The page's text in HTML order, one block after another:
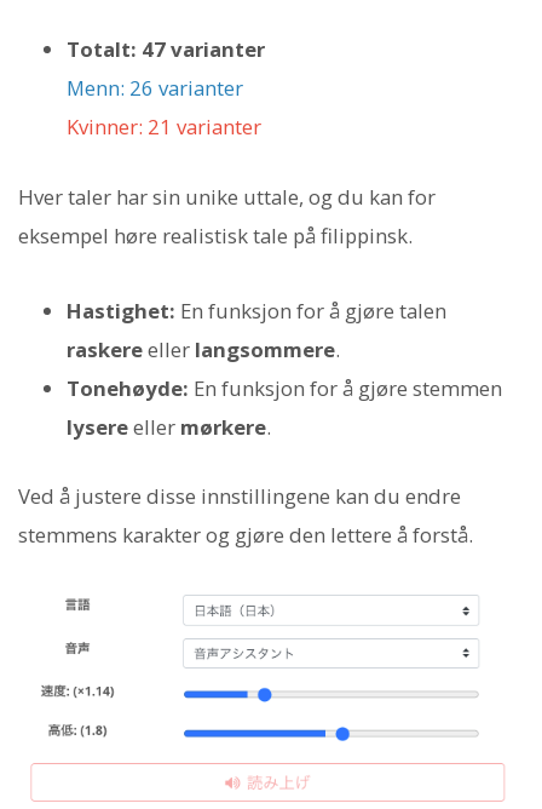
Totalt: 47 varianter
Menn: 26 varianter
Kvinner: 21 varianter
Hver taler har sin unike uttale, og du kan for
eksempel høre realistisk tale på filippinsk.
Hastighet: En funksjon for å gjøre talen
raskereeller langsommere.
Tonehøyde: En funksjon for å gjøre stemmen
lysereeller mørkere.
Ved å justere disse innstillingene kan du endre
stemmens karakter og gjøre den lettere å forstå.